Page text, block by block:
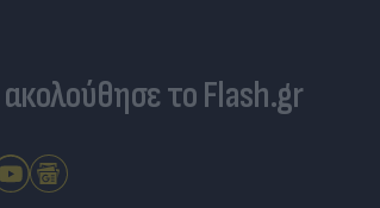
ακολούθησε το Flash.gr